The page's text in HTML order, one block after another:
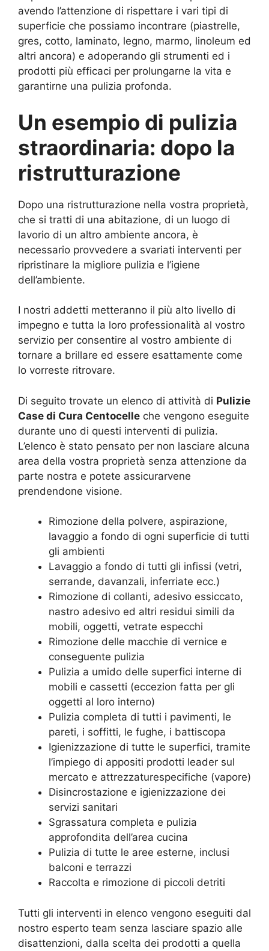
avendo l’attenzione di rispettare i vari tipi di
superficie che possiamo incontrare (piastrelle,
gres, cotto, laminato, legno, marmo, linoleum ed
altri ancora) e adoperando gli strumenti ed i
prodotti più efficaci per prolungarne la vita e
garantirne una pulizia profonda.
Un esempio di pulizia
straordinaria: dopo la
ristrutturazione
Dopo una ristrutturazione nella vostra proprietà,
che si tratti di una abitazione, di un luogo di
lavorio di un altro ambiente ancora, è
necessario provvedere a svariati interventi per
ripristinare la migliore pulizia e l’igiene
dell’ambiente.
I nostri addetti metteranno il più alto livello di
impegno e tutta la loro professionalità al vostro
servizio per consentire al vostro ambiente di
tornare a brillare ed essere esattamente come
lo vorreste ritrovare.
Di seguito trovate un elenco di attività di Pulizie
Case di Cura Centocelle che vengono eseguite
durante uno di questi interventi di pulizia.
L’elenco è stato pensato per non lasciare alcuna
area della vostra proprietà senza attenzione da
parte nostra e potete assicurarvene
prendendone visione.
Rimozione della polvere, aspirazione,
lavaggio a fondo di ogni superficie di tutti
gli ambienti
Lavaggio a fondo di tutti gli infissi (vetri,
serrande, davanzali, inferriate ecc.)
Rimozione di collanti, adesivo essiccato,
nastro adesivo ed altri residui simili da
mobili, oggetti, vetrate especchi
Rimozione delle macchie di vernice e
conseguente pulizia
Pulizia a umido delle superfici interne di
mobili e cassetti (eccezion fatta per gli
oggetti al loro interno)
Pulizia completa di tutti i pavimenti, le
pareti, i soffitti, le fughe, i battiscopa
Igienizzazione di tutte le superfici, tramite
l’impiego di appositi prodotti leader sul
mercato e attrezzaturespecifiche (vapore)
Disincrostazione e igienizzazione dei
servizi sanitari
Sgrassatura completa e pulizia
approfondita dell’area cucina
Pulizia di tutte le aree esterne, inclusi
balconi e terrazzi
Raccolta e rimozione di piccoli detriti
Tutti gli interventi in elenco vengono eseguiti dal
nostro esperto team senza lasciare spazio alle
disattenzioni, dalla scelta dei prodotti a quella